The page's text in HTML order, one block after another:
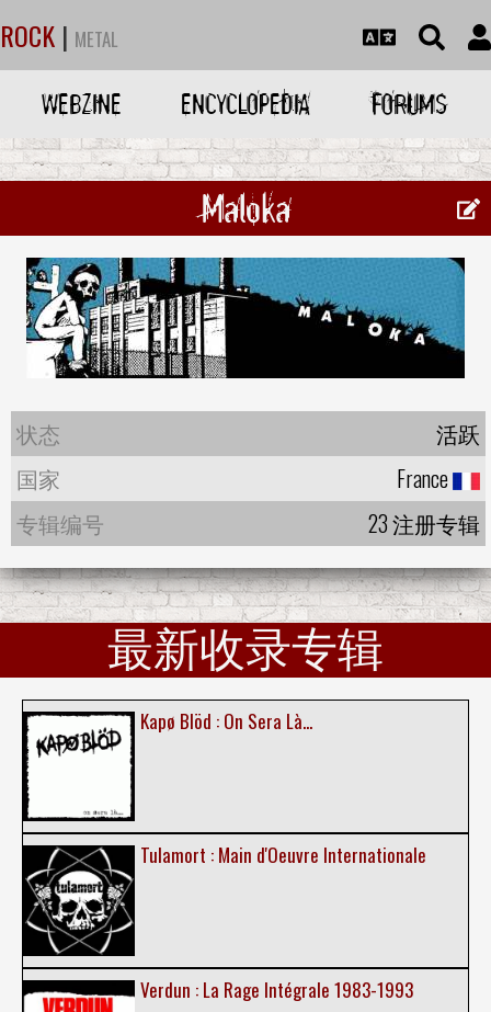
ROCK | METAL
WEBZINE ENCYCLOPEDIA FORUMS
Maloka
状态
活跃
国家
France
专辑编号
23 注册专辑
最新收录专辑
Kapø Blöd : On Sera Là...
Tulamort : Main d'Oeuvre Internationale
Verdun : La Rage Intégrale 1983-1993